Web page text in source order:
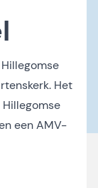
Het
een AMV-